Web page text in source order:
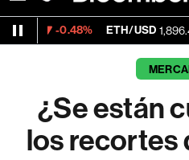
ETH/USD 1,896.478 -1.01%
¿Se están
los recortes